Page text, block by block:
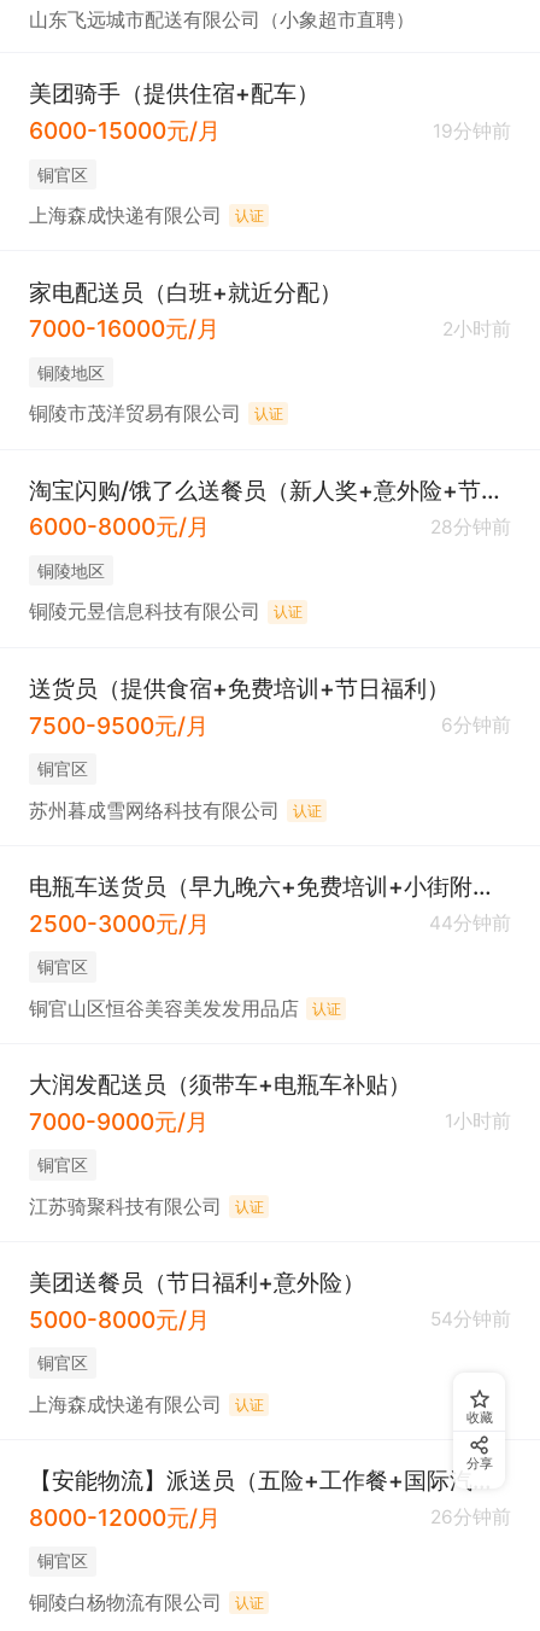
山东飞远城市配送有限公司（小象超市直聘）
美团骑手（提供住宿+配车）
6000-15000元/月
19分钟前
铜官区
上海森成快递有限公司 认证
家电配送员（白班+就近分配）
7000-16000元/月
2小时前
铜陵地区
铜陵市茂洋贸易有限公司 认证
淘宝闪购/饿了么送餐员（新人奖+意外险+节日福利）
6000-8000元/月
28分钟前
铜陵地区
铜陵元昱信息科技有限公司 认证
送货员（提供食宿+免费培训+节日福利）
7500-9500元/月
6分钟前
铜官区
苏州暮成雪网络科技有限公司 认证
电瓶车送货员（早九晚六+免费培训+小街附近）
2500-3000元/月
44分钟前
铜官区
铜官山区恒谷美容美发发用品店 认证
大润发配送员（须带车+电瓶车补贴）
7000-9000元/月
1小时前
铜官区
江苏骑聚科技有限公司 认证
美团送餐员（节日福利+意外险）
5000-8000元/月
54分钟前
铜官区
上海森成快递有限公司 认证
【安能物流】派送员（五险+工作餐+国际汽车城）
8000-12000元/月
26分钟前
铜官区
铜陵白杨物流有限公司 认证
收藏
分享